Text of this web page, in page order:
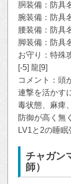
胴装備：防具
腕装備：防具
腰装備：防具
脚装備：防具
お守り：特殊
[-5] 龍[9]
コメント：頭
連撃を活かす
毒状態、麻痺
防御が高く無
LV1と2の睡眠
チャガン
師）